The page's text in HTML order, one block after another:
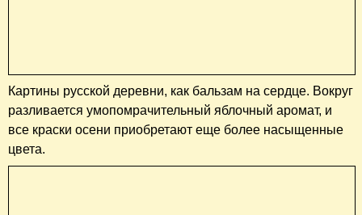
Картины русской деревни, как бальзам на сердце. Вокруг
разливается умопомрачительный яблочный аромат, и
все краски осени приобретают еще более насыщенные
цвета.